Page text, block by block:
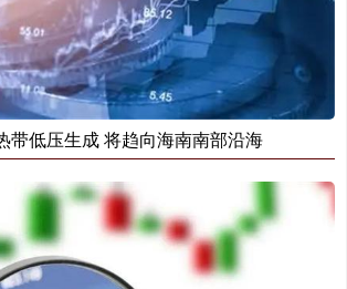
带低压生成 将趋向海南南部沿海